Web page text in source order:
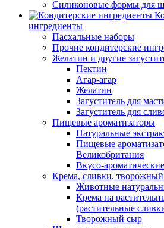
Силиконовые формы для
ингредиенты
Пасхальные наборы
Прочие кондитерские
Желатин и другие
Пектин
Агар-агар
Желатин
Загуститель для
Загуститель для
Пищевые ароматизаторы
Натуральные
Пищевые
Великобритания
Вкусо-
Крема, сливки,
Животные
Крема на
(растительные
Творожный сыр